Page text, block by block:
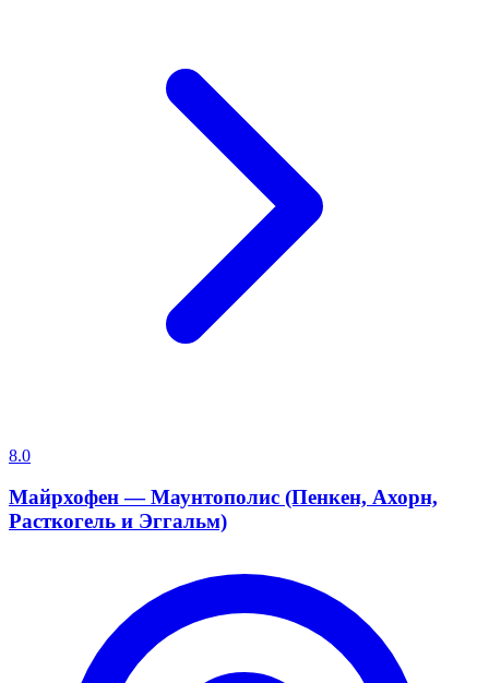
8.0
Майрхофен — Маунтополис (Пенкен, Ахорн,
Расткогель и Эггальм)